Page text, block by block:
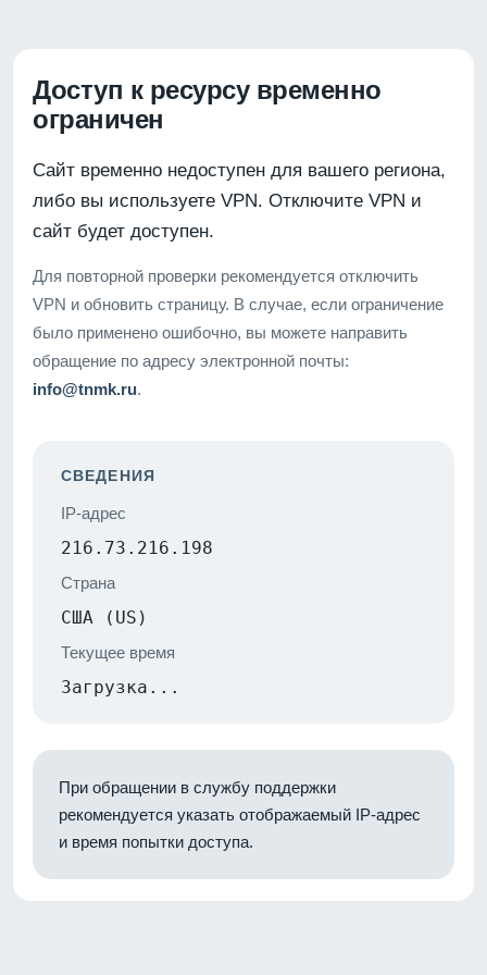
Доступ к ресурсу временно
ограничен
Сайт временно недоступен для вашего региона,
либо вы используете VPN. Отключите VPN и
сайт будет доступен.
Для повторной проверки рекомендуется отключить
VPN и обновить страницу. В случае, если ограничение
было применено ошибочно, вы можете направить
обращение по адресу электронной почты:
info@tnmk.ru.
СВЕДЕНИЯ
IP-адрес
216.73.216.198
Страна
США (US)
Текущее время
Загрузка...
При обращении в службу поддержки
рекомендуется указать отображаемый IP-адрес
и время попытки доступа.